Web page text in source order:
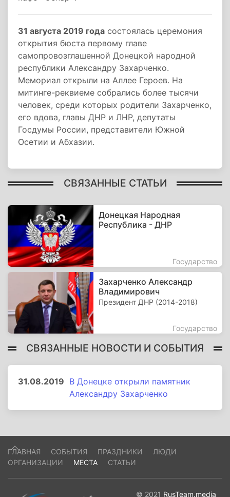
31 августа 2019 года состоялась церемония
открытия бюста первому главе
самопровозглашенной Донецкой народной
республики Александру Захарченко.
Мемориал открыли на Аллее Героев. На
митинге-реквиеме собрались более тысячи
человек, среди которых родители Захарченко,
его вдова, главы ДНР и ЛНР, депутаты
Госдумы России, представители Южной
Осетии и Абхазии.
СВЯЗАННЫЕ СТАТЬИ
Донецкая Народная
Республика - ДНР
Государство
Захарченко Александр
Владимирович
Президент ДНР (2014-2018)
Государство
СВЯЗАННЫЕ НОВОСТИ И СОБЫТИЯ
31.08.2019 В Донецке открыли памятник
Александру Захарченко
ГЛАВНАЯ СОБЫТИЯ ПРАЗДНИКИ
ЛЮДИ
ОРГАНИЗАЦИИ
МЕСТА СТАТЬИ
© 2021 RusTeam.media